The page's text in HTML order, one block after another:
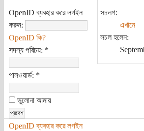
OpenID ব্যবহার করে লগইন
করুন:
OpenID কি?
সদস্য পরিচয়: *
পাসওয়ার্ড: *
ভুলোনা আমায়
OpenID ব্যবহার করে লগইন
সচলগ:
এখানে
সচল হলেন: